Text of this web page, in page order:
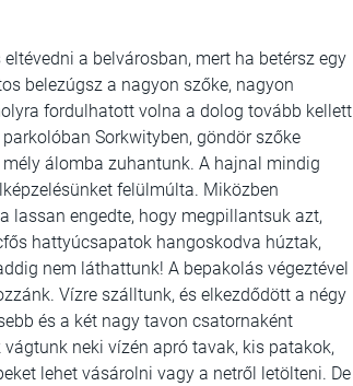
a belvárosban, mert ha betérsz egy
belezúgsz a nagyon szőke, nagyon
fordulhatott volna a dolog tovább kellett
Sorkwityben, göndör szőke
álomba zuhantunk. A hajnal mindig
felülmúlta. Miközben
lassan engedte, hogy megpillantsuk azt,
hattyúcsapatok hangoskodva húztak,
nem láthattunk! A bepakolás végeztével
Vízre szálltunk, és elkezdődött a négy
és a két nagy tavon csatornaként
neki vízén apró tavak, kis patakok,
lehet vásárolni vagy a netről letölteni. De